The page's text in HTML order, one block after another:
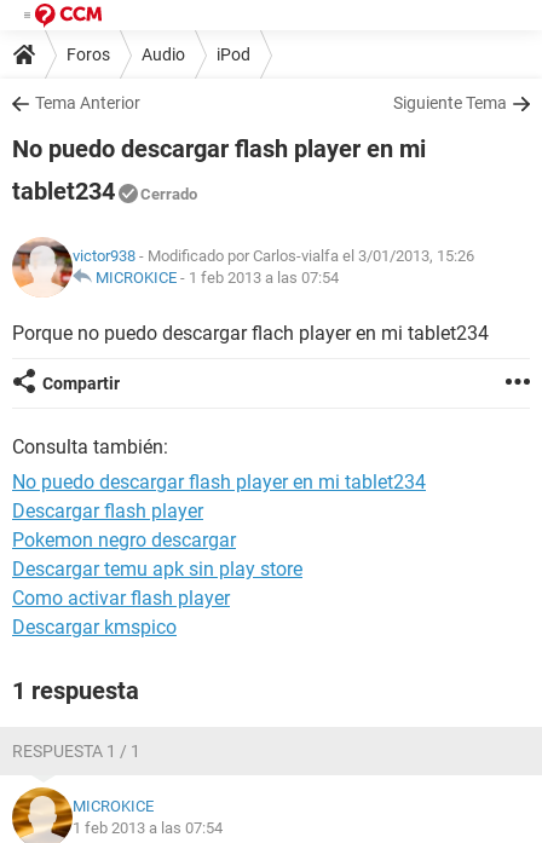
Foros Audio iPod
Tema Anterior Siguiente Tema
No puedo descargar flash player en mi
tablet234
Cerrado
victor938 - Modificado por Carlos-vialfa el 3/01/2013, 15:26
MICROKICE - 1 feb 2013 a las 07:54
Porque no puedo descargar flach player en mi tablet234
Compartir
Consulta también:
No puedo descargar flash player en mi tablet234
Descargar flash player
Pokemon negro descargar
Descargar temu apk sin play store
Como activar flash player
Descargar kmspico
1 respuesta
RESPUESTA 1 / 1
MICROKICE
1 feb 2013 a las 07:54